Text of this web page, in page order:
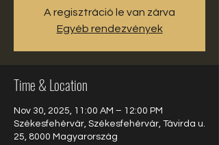
A regisztráció le van zárva
Egyéb rendezvények
Time & Location
Nov 30, 2025, 11:00 AM – 12:00 PM
Székesfehérvár, Székesfehérvár, Távirda u.
25, 8000 Magyarország